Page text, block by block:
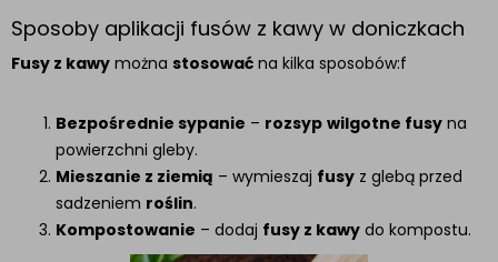
Sposoby aplikacji fusów z kawy w doniczkach
Fusy z kawy można stosować na kilka sposobów:f
Bezpośrednie sypanie – rozsyp wilgotne fusy na
powierzchni gleby.
Mieszanie z ziemią – wymieszaj fusy z glebą przed
sadzeniem roślin.
Kompostowanie – dodaj fusy z kawy do kompostu.